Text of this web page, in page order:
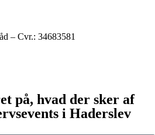
– Cvr.: 34683581
på, hvad der sker af
i Haderslev